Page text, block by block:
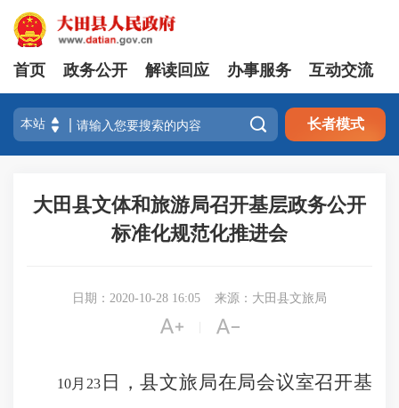
首页 政务公开 解读回应 办事服务 互动交流
 长者模式
大田县文体和旅游局召开基层政务公开
标准化规范化推进会
日期：2020-10-28 16:05 来源：大田县文旅局
 
10月23 日，县文旅局在局会议室召开基